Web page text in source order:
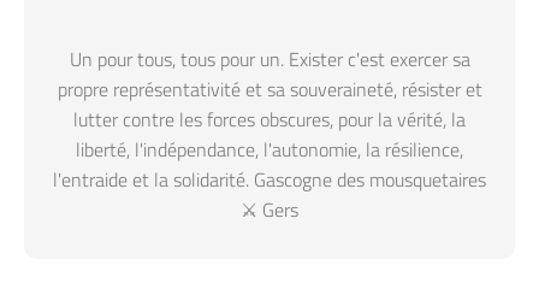
Un pour tous, tous pour un. Exister c'est exercer sa
propre représentativité et sa souveraineté, résister et
lutter contre les forces obscures, pour la vérité, la
liberté, l'indépendance, l'autonomie, la résilience,
l'entraide et la solidarité. Gascogne des mousquetaires
⚔️ Gers